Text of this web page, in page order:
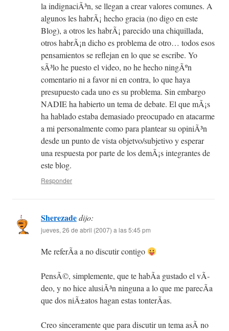
la indignaciÃ³n, se llegan a crear valores comunes. A
algunos les habrÃ¡ hecho gracia (no digo en este
Blog), a otros les habrÃ¡ parecido una chiquillada,
otros habrÃ¡n dicho es problema de otro… todos esos
pensamientos se reflejan en lo que se escribe. Yo
sÃ³lo he puesto el video, no he hecho ningÃºn
comentario ni a favor ni en contra, lo que haya
presupuesto cada uno es su problema. Sin embargo
NADIE ha habierto un tema de debate. El que mÃ¡s
ha hablado estaba demasiado preocupado en atacarme
a mi personalmente como para plantear su opiniÃ³n
desde un punto de vista objetvo/subjetivo y esperar
una respuesta por parte de los demÃ¡s integrantes de
este blog.
Responder
Sherezadedijo:
jueves, 26 de abril (2007) a las 5:45 pm
Me referÃ­a a no discutir contigo
PensÃ©, simplemente, que te habÃ­a gustado el vÃ­
deo, y no hice alusiÃ³n ninguna a lo que me parecÃ­a
que dos niÃ±atos hagan estas tonterÃ­as.
Creo sinceramente que para discutir un tema asÃ­ no